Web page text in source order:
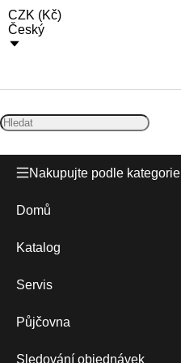
CZK (Kč)
Český
Nakupujte podle kategorie
Domů
Katalog
Servis
Půjčovna
Sledování objednávek